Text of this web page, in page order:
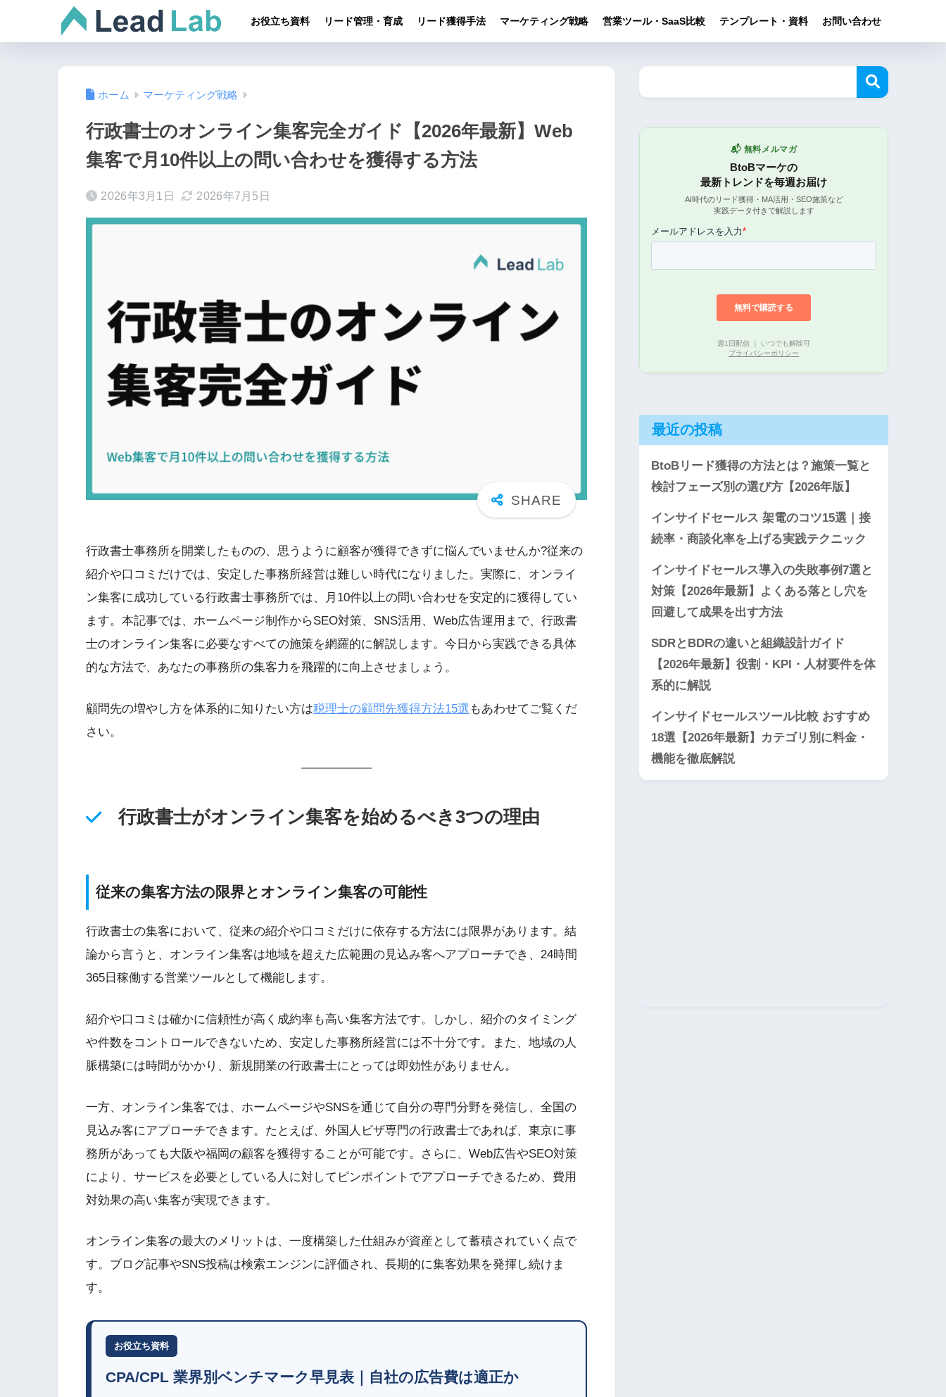
お役立ち資料 リード管理・育成 リード獲得手法 マーケティング戦略 営業ツール・SaaS比較 テンプレート・資料 お問い合わせ
ホーム マーケティング戦略
行政書士のオンライン集客完全ガイド【2026年最新】Web
集客で月10件以上の問い合わせを獲得する方法
2026年3月1日 2026年7月5日
行政書士事務所を開業したものの、思うように顧客が獲得できずに悩んでいませんか?従来の
紹介や口コミだけでは、安定した事務所経営は難しい時代になりました。実際に、オンライ
ン集客に成功している行政書士事務所では、月10件以上の問い合わせを安定的に獲得してい
ます。本記事では、ホームページ制作からSEO対策、SNS活用、Web広告運用まで、行政書
士のオンライン集客に必要なすべての施策を網羅的に解説します。今日から実践できる具体
的な方法で、あなたの事務所の集客力を飛躍的に向上させましょう。
顧問先の増やし方を体系的に知りたい方は税理士の顧問先獲得方法15選 もあわせてご覧くだ
さい。
行政書士がオンライン集客を始めるべき3つの理由
従来の集客方法の限界とオンライン集客の可能性
行政書士の集客において、従来の紹介や口コミだけに依存する方法には限界があります。結
論から言うと、オンライン集客は地域を超えた広範囲の見込み客へアプローチでき、24時間
365日稼働する営業ツールとして機能します。
紹介や口コミは確かに信頼性が高く成約率も高い集客方法です。しかし、紹介のタイミング
や件数をコントロールできないため、安定した事務所経営には不十分です。また、地域の人
脈構築には時間がかかり、新規開業の行政書士にとっては即効性がありません。
一方、オンライン集客では、ホームページやSNSを通じて自分の専門分野を発信し、全国の
見込み客にアプローチできます。たとえば、外国人ビザ専門の行政書士であれば、東京に事
務所があっても大阪や福岡の顧客を獲得することが可能です。さらに、Web広告やSEO対策
により、サービスを必要としている人に対してピンポイントでアプローチできるため、費用
対効果の高い集客が実現できます。
オンライン集客の最大のメリットは、一度構築した仕組みが資産として蓄積されていく点で
す。ブログ記事やSNS投稿は検索エンジンに評価され、長期的に集客効果を発揮し続けま
す。
お役立ち資料
CPA/CPL 業界別ベンチマーク早見表｜自社の広告費は適正か
📬 無料メルマガ
BtoBマーケの
最新トレンドを毎週お届け
AI時代のリード獲得・MA活用・SEO施策など
実践データ付きで解説します
週1回配信 ｜ いつでも解除可
プライバシーポリシー
最近の投稿
BtoBリード獲得の方法とは？施策一覧と
検討フェーズ別の選び方【2026年版】
インサイドセールス 架電のコツ15選｜接
続率・商談化率を上げる実践テクニック
インサイドセールス導入の失敗事例7選と
対策【2026年最新】よくある落とし穴を
回避して成果を出す方法
SDRとBDRの違いと組織設計ガイド
【2026年最新】役割・KPI・人材要件を体
系的に解説
インサイドセールスツール比較 おすすめ
18選【2026年最新】カテゴリ別に料金・
機能を徹底解説